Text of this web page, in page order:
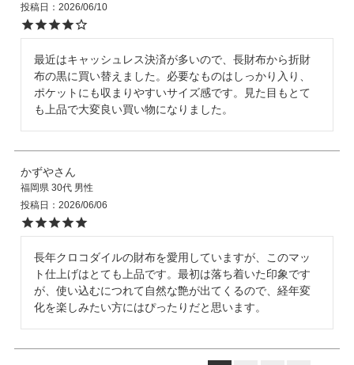
投稿日
2026/06/10
最近はキャッシュレス決済が多いので、長財布から折財
布の黒に買い替えました。必要なものはしっかり入り、
ポケットにも収まりやすいサイズ感です。見た目もとて
も上品で大変良い買い物になりました。
かずや
福岡県 30代 男性
投稿日
2026/06/06
長年クロコダイルの財布を愛用していますが、このマッ
ト仕上げはとても上品です。最初は落ち着いた印象です
が、使い込むにつれて自然な艶が出てくるので、経年変
化を楽しみたい方にはぴったりだと思います。